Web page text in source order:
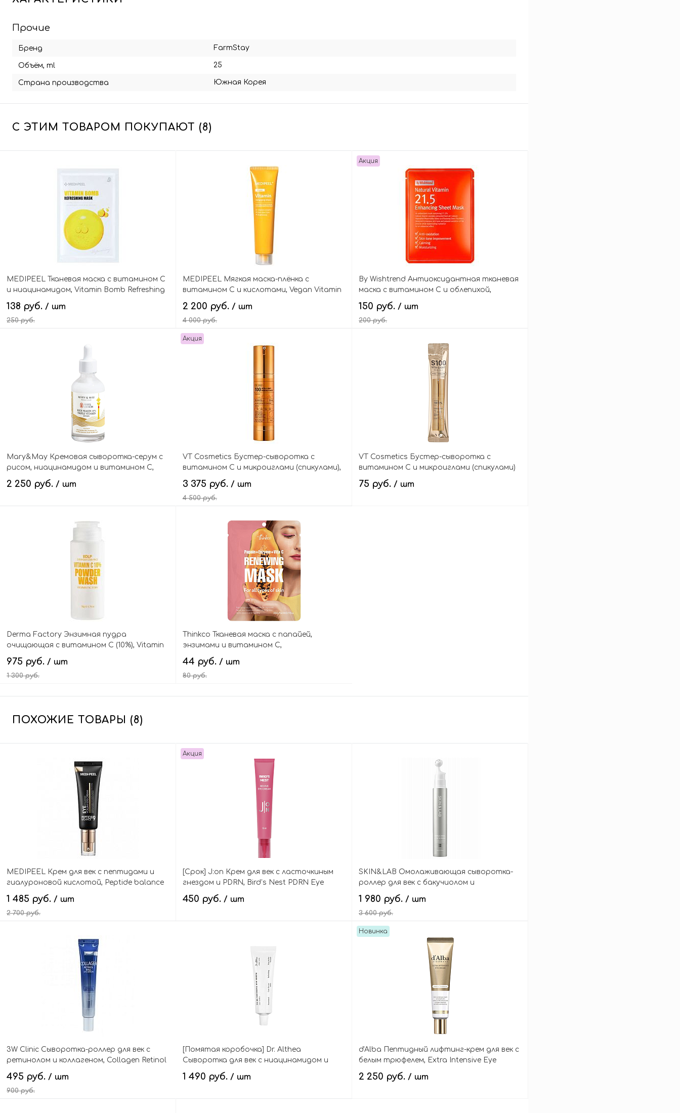
Прочие
Бренд FarmStay
Объём, ml 25
Страна производства Южная Корея
С ЭТИМ ТОВАРОМ ПОКУПАЮТ (8)
MEDIPEEL Тканевая маска с витамином C
и ниацинамидом, Vitamin Bomb Refreshing
Mask
138 руб. / шт
250 руб.
В корзину
MEDIPEEL Мягкая маска-плёнка с
витамином С и кислотами, Vegan Vitamin
Collagen Wrapping Mask
2 200 руб. / шт
4 000 руб.
В корзину
Акция
By Wishtrend Антиоксидантная тканевая
маска с витамином С и облепихой,
Natural Vitamin 21,5% Enchancing Sheet
Mask
150 руб. / шт
200 руб.
В корзину
Mary&May Кремовая сыворотка-серум с
рисом, ниацинамидом и витамином С,
Vegan Rice Niacin 10% Triple Vitamin Serum
Seoul Edition
2 250 руб. / шт
В корзину
Акция
VT Cosmetics Бустер-сыворотка с
витамином С и микроиглами (спикулами),
Vita-Light Reedle Shot 100
3 375 руб. / шт
4 500 руб.
В корзину
VT Cosmetics Бустер-сыворотка с
витамином С и микроиглами (спикулами)
(в мини-саше), Vita-Light Reedle Shot 100
Mini
75 руб. / шт
Derma Factory Энзимная пудра
очищающая с витамином С (10%), Vitamin
C 10% Powder Wash
975 руб. / шт
1 300 руб.
Thinkco Тканевая маска с папайей,
энзимами и витамином С,
Papain+Enzyme+Vita C Renewing Mask Pack
44 руб. / шт
80 руб.
ПОХОЖИЕ ТОВАРЫ (8)
MEDIPEEL Крем для век с пептидами и
гиалуроновой кислотой, Peptide balance
9 eye hyaluronic volumy eye cream
1 485 руб. / шт
2 700 руб.
В корзину
Акция
[Срок] J:on Крем для век с ласточкиным
гнездом и PDRN, Bird’s Nest PDRN Eye
Cream
450 руб. / шт
SKIN&LAB Омолаживающая сыворотка-
роллер для век с бакучиолом и
пептидами, Bakuchiol Eye Serum
1 980 руб. / шт
3 600 руб.
В корзину
3W Clinic Сыворотка-роллер для век с
ретинолом и коллагеном, Collagen Retinol
Ball Eye Serum
495 руб. / шт
900 руб.
[Помятая коробочка] Dr. Althea
Сыворотка для век с ниацинамидом и
гиалуроном, To Be Youthful Eye Serum
1 490 руб. / шт
Новинка
d'Alba Пептидный лифтинг-крем для век с
белым трюфелем, Extra Intensive Eye
Cream
2 250 руб. / шт